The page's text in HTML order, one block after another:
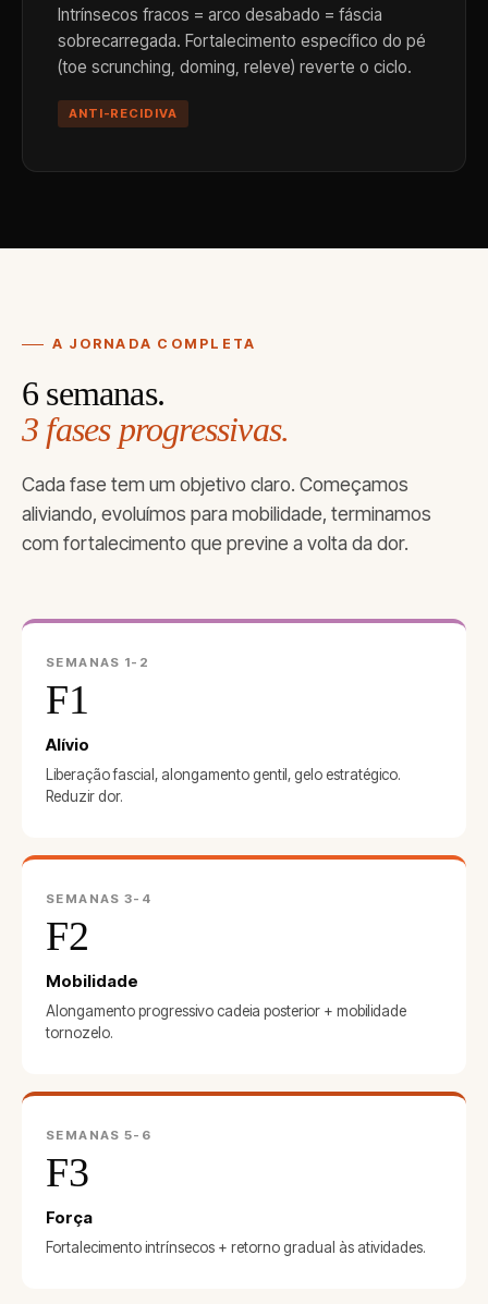
Intrínsecos fracos = arco desabado = fáscia
sobrecarregada. Fortalecimento específico do pé
(toe scrunching, doming, releve) reverte o ciclo.
ANTI-RECIDIVA
A JORNADA COMPLETA
6 semanas.
3 fases progressivas.
Cada fase tem um objetivo claro. Começamos
aliviando, evoluímos para mobilidade, terminamos
com fortalecimento que previne a volta da dor.
SEMANAS 1-2
F1
Alívio
Liberação fascial, alongamento gentil, gelo estratégico.
Reduzir dor.
SEMANAS 3-4
F2
Mobilidade
Alongamento progressivo cadeia posterior + mobilidade
tornozelo.
SEMANAS 5-6
F3
Força
Fortalecimento intrínsecos + retorno gradual às atividades.